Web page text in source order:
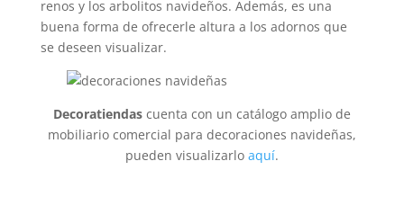
renos y los arbolitos navideños. Además, es una
buena forma de ofrecerle altura a los adornos que
se deseen visualizar.
Decoratiendascuenta con un catálogo amplio de
mobiliario comercial para decoraciones navideñas,
pueden visualizarlo aquí.